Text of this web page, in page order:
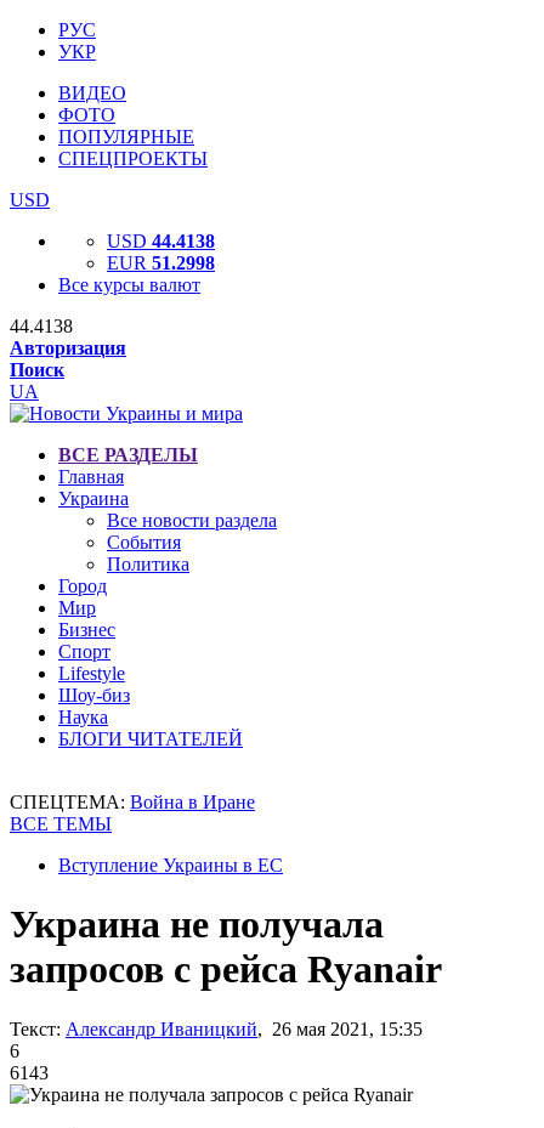
РУС
УКР
ВИДЕО
ФОТО
ПОПУЛЯРНЫЕ
СПЕЦПРОЕКТЫ
USD
USD 44.4138
EUR 51.2998
Все курсы валют
44.4138
Авторизация
Поиск
UA
ВСЕ РАЗДЕЛЫ
Главная
Украина
Все новости раздела
События
Политика
Город
Мир
Бизнес
Спорт
Lifestyle
Шоу-биз
Наука
БЛОГИ ЧИТАТЕЛЕЙ
СПЕЦТЕМА: Война в Иране
ВСЕ ТЕМЫ
Вступление Украины в ЕС
Украина не получала
запросов с рейса Ryanair
Текст: Александр Иваницкий, 26 мая 2021, 15:35
6
6143